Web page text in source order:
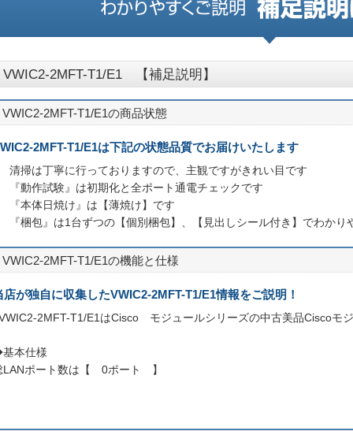
VWIC2-2MFT-T1/E1 【補足説明】
VWIC2-2MFT-T1/E1の商品状態
2MFT-T1/E1は下記の状態品質でお届けいたします
掃は丁寧に行っておりますので、主観ですがきれい目です
動作試験』は初期化と全ポート通電チェックです
本体日焼け』は【薄焼け】です
梱包』は1台ずつの【個別梱包】、【見出しシール付き】でわかり
VWIC2-2MFT-T1/E1の機能と仕様
店が独自に収集したVWIC2-2MFT-T1/E1情報をご説明！
2MFT-T1/E1はCisco モジュールシリーズの中古美品Ciscoモ
本仕様
LANポート数は【 0ポート 】